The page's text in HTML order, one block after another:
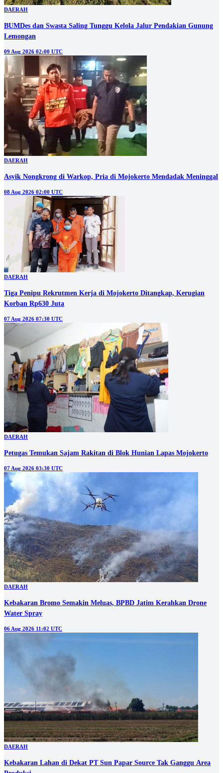
DAERAH
BUMDes dan Swasta Saling Tunggu Kelola Jalur Pendakian Gunung
Lemongan
09 Aug 2026 02:00 UTC
DAERAH
Asyik Nongkrong di Warkop, Pria di Mojokerto Mendadak Meninggal
08 Aug 2026 02:00 UTC
DAERAH
Tiga Penipu Rekrutmen Kerja di Mojokerto Ditangkap, Kerugian
Korban Rp630 Juta
07 Aug 2026 07:30 UTC
DAERAH
Petugas Temukan Sajam Rakitan di Blok Hunian Lapas Mojokerto
07 Aug 2026 03:30 UTC
DAERAH
Kebakaran Bromo Semakin Meluas, BPBD Jatim Kerahkan Drone
Water Spray
06 Aug 2026 11:02 UTC
DAERAH
Kebakaran Lahan di Dekat PT Sun Papar Source Tak Ganggu Area